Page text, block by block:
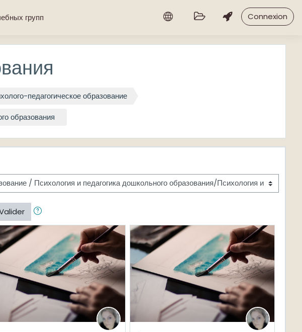
групп Connexion
педагогическое образование
образования